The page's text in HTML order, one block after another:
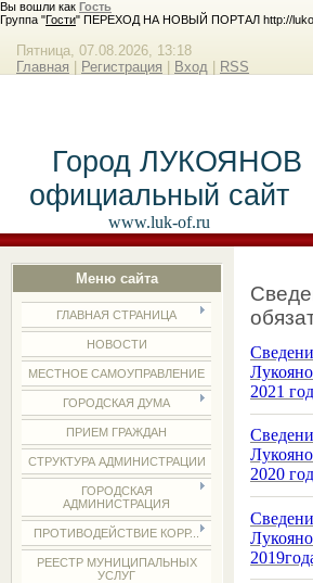
Вы вошли как Гость
Группа "Гости" ПЕРЕХОД НА НОВЫЙ ПОРТАЛ http://
Пятница, 07.08.2026, 13:18
Главная
Регистрация Вход RSS
Город ЛУКОЯНОВ
официальный сайт
www.luk-of.ru
Меню сайта
ГЛАВНАЯ СТРАНИЦА
НОВОСТИ
МЕСТНОЕ САМОУПРАВЛЕНИЕ
ГОРОДСКАЯ ДУМА
ПРИЕМ ГРАЖДАН
СТРУКТУРА АДМИНИСТРАЦИИ
ГОРОДСКАЯ
АДМИНИСТРАЦИЯ
ПРОТИВОДЕЙСТВИЕ КОРР...
РЕЕСТР МУНИЦИПАЛЬНЫХ
УСЛУГ
2021
2020